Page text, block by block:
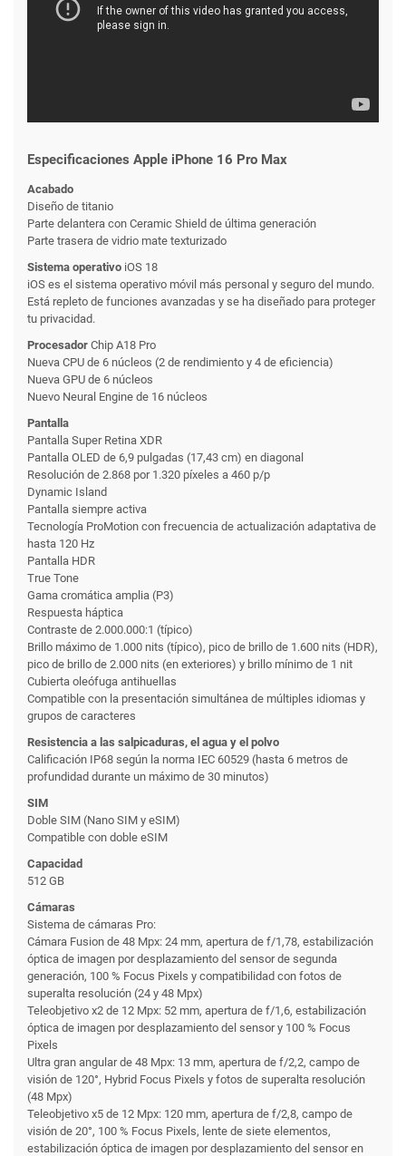
Especificaciones Apple iPhone 16 Pro Max
Acabado
Diseño de titanio
Parte delantera con Ceramic Shield de última generación
Parte trasera de vidrio mate texturizado
Sistema operativo iOS 18
iOS es el sistema operativo móvil más personal y seguro del mundo.
Está repleto de funciones avanzadas y se ha diseñado para proteger
tu privacidad.
Procesador Chip A18 Pro
Nueva CPU de 6 núcleos (2 de rendimiento y 4 de eficiencia)
Nueva GPU de 6 núcleos
Nuevo Neural Engine de 16 núcleos
Pantalla
Pantalla Super Retina XDR
Pantalla OLED de 6,9 pulgadas (17,43 cm) en diagonal
Resolución de 2.868 por 1.320 píxeles a 460 p/p
Dynamic Island
Pantalla siempre activa
Tecnología ProMotion con frecuencia de actualización adaptativa de
hasta 120 Hz
Pantalla HDR
True Tone
Gama cromática amplia (P3)
Respuesta háptica
Contraste de 2.000.000:1 (típico)
Brillo máximo de 1.000 nits (típico), pico de brillo de 1.600 nits (HDR),
pico de brillo de 2.000 nits (en exteriores) y brillo mínimo de 1 nit
Cubierta oleófuga antihuellas
Compatible con la presentación simultánea de múltiples idiomas y
grupos de caracteres
Resistencia a las salpicaduras, el agua y el polvo
Calificación IP68 según la norma IEC 60529 (hasta 6 metros de
profundidad durante un máximo de 30 minutos)
SIM
Doble SIM (Nano SIM y eSIM)
Compatible con doble eSIM
Capacidad
512 GB
Cámaras
Sistema de cámaras Pro:
Cámara Fusion de 48 Mpx: 24 mm, apertura de f/1,78, estabilización
óptica de imagen por desplazamiento del sensor de segunda
generación, 100 % Focus Pixels y compatibilidad con fotos de
superalta resolución (24 y 48 Mpx)
Teleobjetivo x2 de 12 Mpx: 52 mm, apertura de f/1,6, estabilización
óptica de imagen por desplazamiento del sensor y 100 % Focus
Pixels
Ultra gran angular de 48 Mpx: 13 mm, apertura de f/2,2, campo de
visión de 120°, Hybrid Focus Pixels y fotos de superalta resolución
(48 Mpx)
Teleobjetivo x5 de 12 Mpx: 120 mm, apertura de f/2,8, campo de
visión de 20°, 100 % Focus Pixels, lente de siete elementos,
estabilización óptica de imagen por desplazamiento del sensor en